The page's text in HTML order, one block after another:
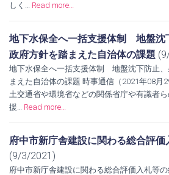
しく… Read more…
地下水保全へ一括支援体制 地盤
政府方針を踏まえた自治体の課題
地下水保全へ一括支援体制 地盤沈下防止
まえた自治体の課題 時事通信（2021年08月
土交通省や環境省などの関係省庁や有識者
援… Read more…
府中市新庁舎建設に関わる総合評
(9/3/2021)
府中市新庁舎建設に関わる総合評価入札等